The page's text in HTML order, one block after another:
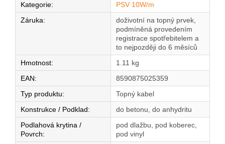
Kategorie:
PSV 10W/m
Záruka:
doživotní na topný prvek,
podmíněná provedením
registrace spotřebitelem a
to nejpozději do 6 měsíců
Hmotnost:
1.11 kg
EAN:
8590875025359
Typ produktu:
Topný kabel
Konstrukce / Podklad:
do betonu, do anhydritu
Podlahová krytina /
Povrch:
pod dlažbu, pod koberec,
pod vinyl